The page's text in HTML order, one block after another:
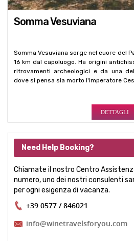
Somma Vesuviana
Somma Vesuviana sorge nel cuore del
16 km dal capoluogo. Ha origini
ritrovamenti archeologici e da una
dove si pensa sia morto l'imperatore
DETTAGLI
Need Help Booking?
Chiamate il nostro Centro
numero, uno dei nostri consulenti
per ogni esigenza di vacanza.
+39 0577 / 846021
info@winetravelsforyou.com